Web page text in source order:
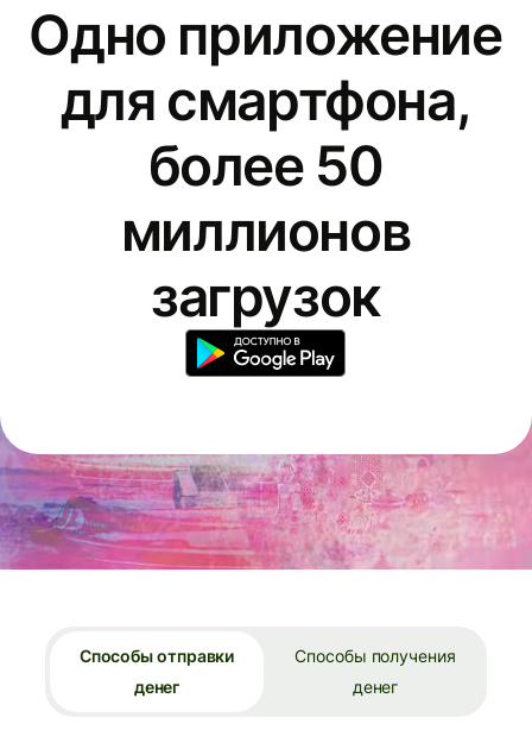
Одно приложение
для смартфона,
более 50
миллионов
загрузок
Способы отправки
денег
Способы получения
денег